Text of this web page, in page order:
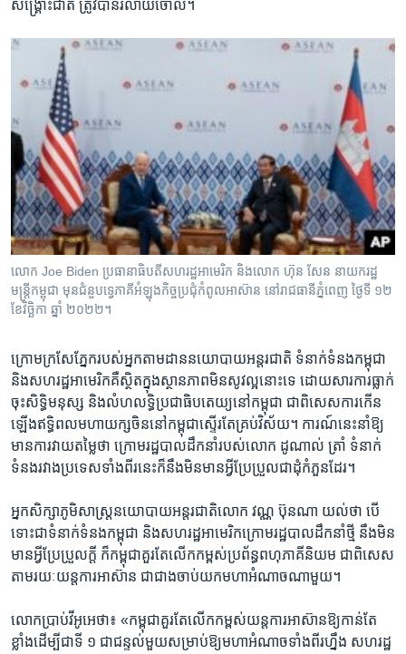
សង្រ្គោះ​ជាតិ ​ត្រូវ​បាន​រំលាយ​ចោល។​
លោក Joe Biden ប្រធានាធិបតីសហរដ្ឋអាមេរិក និងលោក ហ៊ុន សែន នាយករដ្ឋ
មន្ត្រីកម្ពុជា មុនជំនួបទ្វេភាគីអំឡុងកិច្ចប្រជុំកំពូលអាស៊ាន នៅរាជធានីភ្នំពេញ ថ្ងៃទី ១២
ខែវិច្ឆិកា ឆ្នាំ ២០២២។
ក្រោម​ក្រសែ​ភ្នែក​របស់​អ្នក​តាមដាន​នយោបាយ​អន្តរជាតិ​ ទំនាក់ទំនង​កម្ពុជា​
និង​សហរដ្ឋ​អាមេរិក​គឺ​ស្ថិតក្នុង​ស្ថាន​ភាព​មិន​សូវ​ល្អ​នោះ​ទេ​ ដោយសារ​ការ​ធ្លាក់
ចុះ​សិទ្ធិមនុស្ស​ និង​លំហ​លទ្ធិប្រជាធិប​តេយ្យ​នៅ​កម្ពុជា​ ជាពិសេស​ការកើ​ន​
ឡើង​ឥទ្ធិពល​មហាយក្ស​ចិន​នៅ​កម្ពុជា​ស្ទើរ​តែ​គ្រប់​វិស័យ​។ ការណ៍​នេះ​នាំឱ្យ​
មាន​ការ​វាយតម្លៃថា ​ក្រោម​រដ្ឋបាល​ដឹកនាំរបស់​លោក ​ដូណាល់ ត្រាំ​ ទំនាក់
ទំនង​រវាង​ប្រទេស​ទាំងពីរ​នេះ​ក៏​នឹង​មិន​មានអ្វី​ប្រែប្រួល​ជាដុំកំភួន​ដែរ​។
អ្នកសិក្សា​ភូមិ​សាស្ត្រនយោបាយ​អន្តរជាតិ​លោក វណ្ណ ប៊ុនណា​ យល់ថា ​បើ
ទោះជា​ទំនាក់​ទំនង​កម្ពុជា និងសហរដ្ឋអាមេរិក​ក្រោម​រដ្ឋបាល​ដឹក​នាំថ្មី ​នឹង​មិន​
មាន​អ្វី​ប្រែប្រួល​ក្តី​ ក៏​កម្ពុជា​គួរតែ​លើកកម្ពស់ប្រព័ន្ធពហុភាគី​និយម​ ជាពិសេស​
តាមរយៈ​យន្តការ​អាស៊ាន​ ជាជាង​ចាប់​យក​មហាអំណាច​ណាមួយ​។
លោក​ប្រាប់វីអូអេ​ថា​៖ «កម្ពុជា​គួរតែ​លើក​កម្ពស់​យន្តការ​អាស៊ាន​ឱ្យកាន់​តែ
ខ្លាំង​ដើម្បី​ជាទី ១​ ជា​ជន្ទល់​មួយ​សម្រាប់​ឱ្យ​មហា​អំណាច​ទាំង​ពីរ​ហ្នឹង ​សហរដ្ឋ​